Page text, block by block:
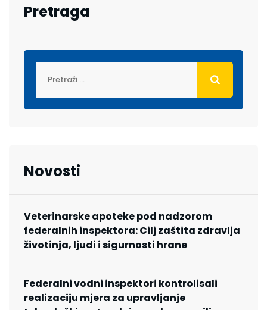
Pretraga
Novosti
Veterinarske apoteke pod nadzorom
federalnih inspektora: Cilj zaštita zdravlja
životinja, ljudi i sigurnosti hrane
Federalni vodni inspektori kontrolisali
realizaciju mjera za upravljanje